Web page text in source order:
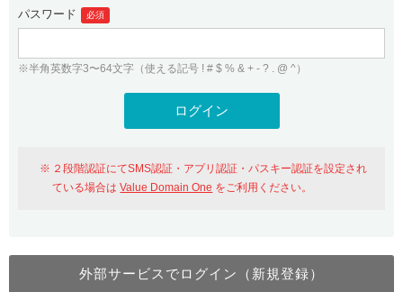
人気ドメインの種類
WHOIS検索
ドメイン・ホスティングOEM
Value Domainにログイン
おすすめ One レンタルサーバーを含む最新の機能を使う方
Value Domain Oneにログイン
パスワード 必須
※半角英数字3〜64文字（使える記号 ! # $ % & + - ? . @ ^）
２段階認証にてSMS認証・アプリ認証・パスキー認証を設定され
ている場合はValue Domain One をご利用ください。
外部サービスでログイン（新規登録）